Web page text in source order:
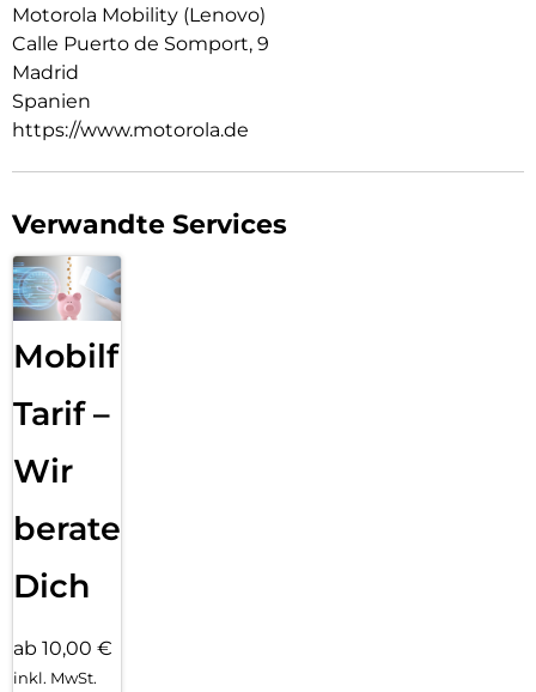
Motorola Mobility (Lenovo)
Calle Puerto de Somport, 9
Madrid
Spanien
https://www.motorola.de
Verwandte Services
Mobilfunk
Tarif –
Wir
beraten
Dich
ab 10,00 €
inkl. MwSt.